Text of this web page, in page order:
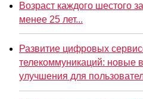
Возраст каждого шестого
менее 25 лет...
Развитие цифровых
телекоммуникаций: новые
улучшения для